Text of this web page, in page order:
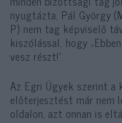
nyugtázta, Pál György
P) nem tag képviselő
kiszólással, hogy
vesz részt!”.
Az Egri Ügyek szerint a
előterjesztést már nem
oldalon, azt onnan is